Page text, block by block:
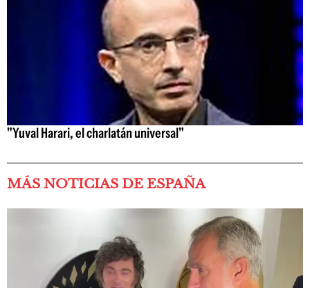
"Yuval Harari, el charlatán universal"
MÁS NOTICIAS DE ESPAÑA